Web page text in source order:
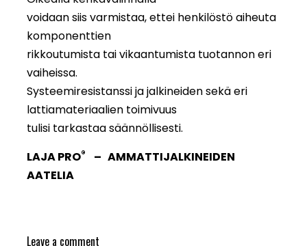
voidaan siis varmistaa, ettei henkilöstö aiheuta
komponenttien
rikkoutumista tai vikaantumista tuotannon eri
vaiheissa.
Systeemiresistanssi ja jalkineiden sekä eri
lattiamateriaalien toimivuus
tulisi tarkastaa säännöllisesti.
LAJA PRO®
– AMMATTIJALKINEIDEN
AATELIA
Leave a comment